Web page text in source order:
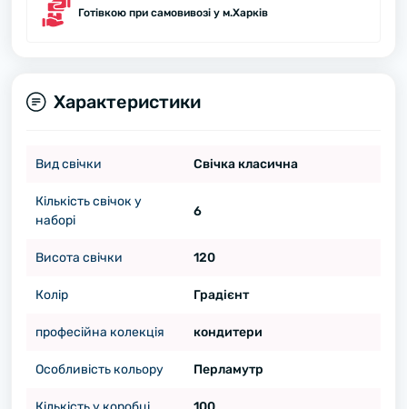
Готівкою при самовивозі у м.Харків
Характеристики
Вид свічки Свічка класична
Кількість свічок у
наборі
6
Висота свічки 120
Колір Градієнт
професійна колекція кондитери
Особливість кольору Перламутр